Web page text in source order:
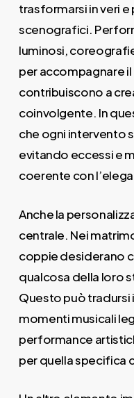
trasformarsi in veri
scenografici.
luminosi,
per accompagnare
contribuiscono a
coinvolgente. In
che ogni intervento
evitando eccessi e
coerente con
Anche la
centrale. Nei
coppie desiderano
qualcosa della loro
Questo può
momenti musicali
performance
per quella specifica